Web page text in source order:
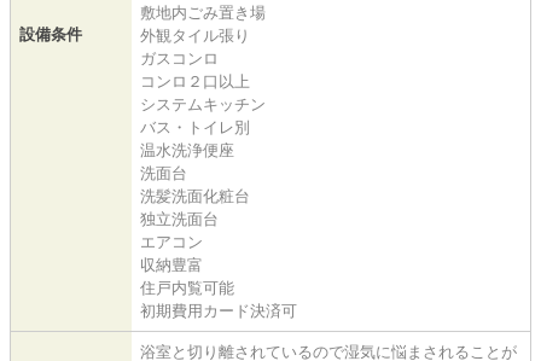
設備条件
敷地内ごみ置き場
外観タイル張り
ガスコンロ
コンロ２口以上
システムキッチン
バス・トイレ別
温水洗浄便座
洗面台
洗髪洗面化粧台
独立洗面台
エアコン
収納豊富
住戸内覧可能
初期費用カード決済可
浴室と切り離されているので湿気に悩まされることが